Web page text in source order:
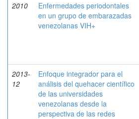
2010
Enfermedades periodontales
en un grupo de embarazadas
venezolanas VIH+
2013-
12
Enfoque integrador para el
análisis del quehacer científico
de las universidades
venezolanas desde la
perspectiva de las redes